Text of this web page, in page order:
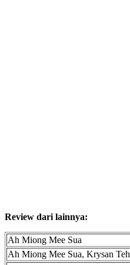
Review dari lainnya:
Ah Miong Mee Sua
Ah Miong Mee Sua, Krysan Teh